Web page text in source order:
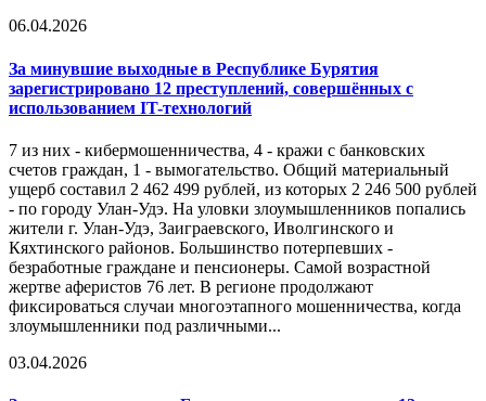
06.04.2026
За минувшие выходные в Республике Бурятия
зарегистрировано 12 преступлений, совершённых с
использованием IT-технологий
7 из них - кибермошенничества, 4 - кражи с банковских
счетов граждан, 1 - вымогательство. Общий материальный
ущерб составил 2 462 499 рублей, из которых 2 246 500 рублей
- по городу Улан-Удэ. На уловки злоумышленников попались
жители г. Улан-Удэ, Заиграевского, Иволгинского и
Кяхтинского районов. Большинство потерпевших -
безработные граждане и пенсионеры. Самой возрастной
жертве аферистов 76 лет. В регионе продолжают
фиксироваться случаи многоэтапного мошенничества, когда
злоумышленники под различными...
03.04.2026